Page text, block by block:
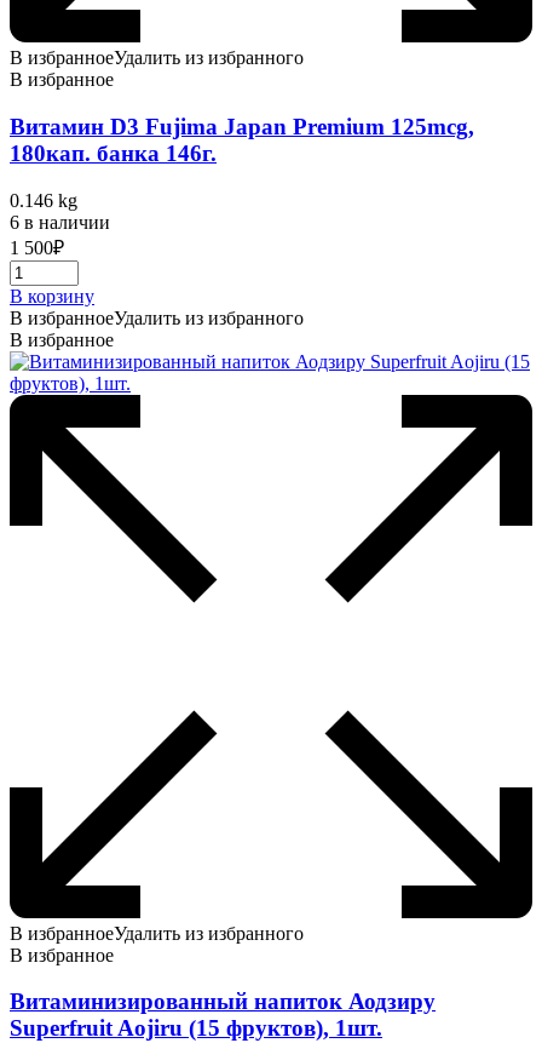
В избранноеУдалить из избранного
В избранное
Витамин D3 Fujima Japan Premium 125mcg,
180кап. банка 146г.
0.146 kg
6 в наличии
1 500₽
В корзину
В избранноеУдалить из избранного
В избранное
В избранноеУдалить из избранного
В избранное
Витаминизированный напиток Аодзиру
Superfruit Aojiru (15 фруктов), 1шт.